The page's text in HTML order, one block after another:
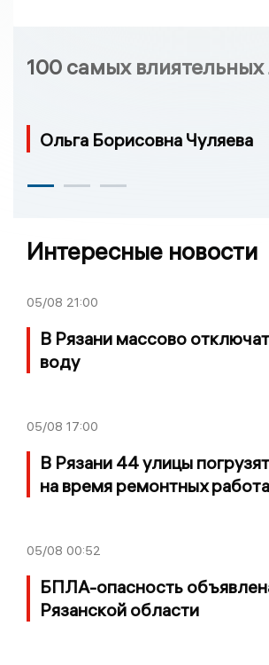
100 самых
Ольга Борисовна Чуляева
Интересные новости
05/08 21:00
В Рязани массово
воду
05/08 17:00
В Рязани 44 улицы
на время ремонтных работа
05/08 00:52
БПЛА-опасность
Рязанской области